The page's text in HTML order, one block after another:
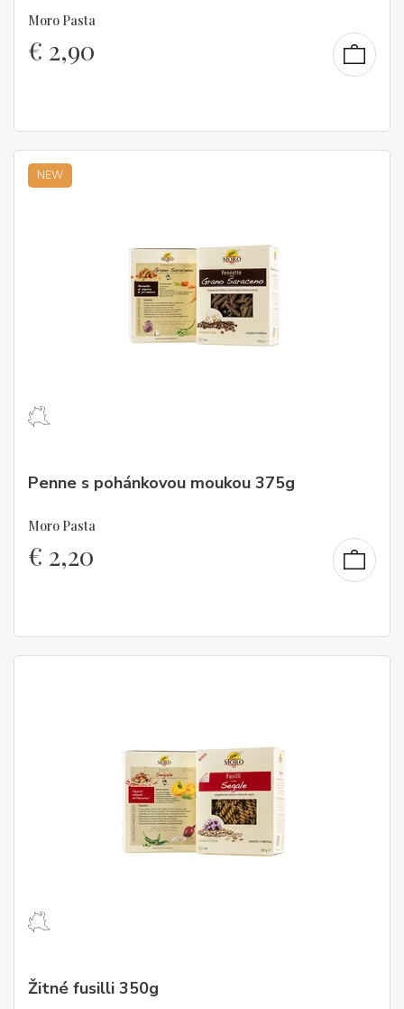
Moro Pasta
€ 2,90
NEW
Penne s pohánkovou moukou 375g
Moro Pasta
€ 2,20
Žitné fusilli 350g